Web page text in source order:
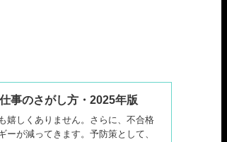
事のさがし方・2025年版
嬉しくありません。さらに、不合格
が減ってきます。予防策として、